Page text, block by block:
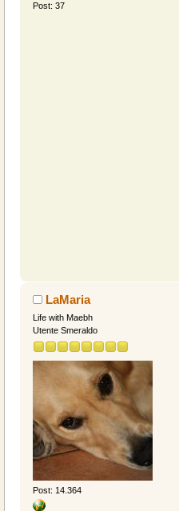
Post: 37
LaMaria
Life with Maebh
Utente Smeraldo
Post: 14.364